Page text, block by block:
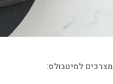
מצרכים למיטבולס: